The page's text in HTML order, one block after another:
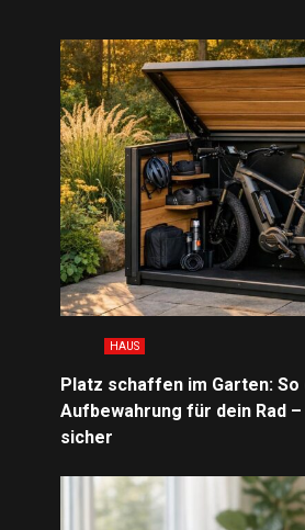
HAUS
Platz schaffen im Garten:
Aufbewahrung für dein Rad
sicher